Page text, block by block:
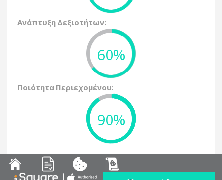
Ανάπτυξη Δεξιοτήτων:
60%
Ποιότητα Περιεχομένου:
90%